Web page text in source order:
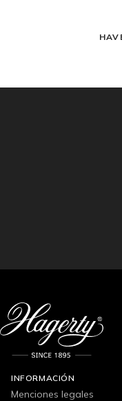
INFORMACIÓN
Menciones legales